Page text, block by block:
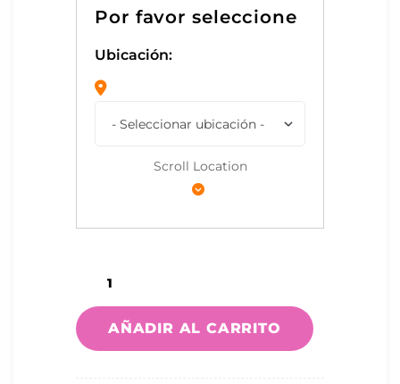
Ubicación:
Scroll Location
AÑADIR AL CARRITO